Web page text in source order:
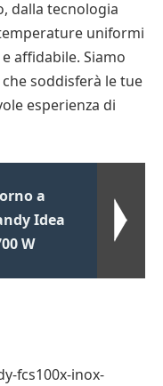
dalla tecnologia
uniformi
affidabile. Siamo
soddisferà le tue
esperienza di
a
Idea
W
fcs100x-inox-